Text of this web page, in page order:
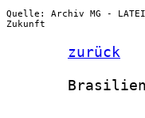
Quelle: Archiv MG -
Zukunft
zurück
       Brasilien